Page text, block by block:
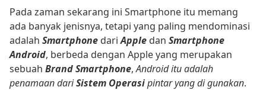
Pada zaman sekarang ini Smartphone itu memang
ada banyak jenisnya, tetapi yang paling mendominasi
adalah Smartphone dariApple dan Smartphone
Android, berbeda dengan Apple yang merupakan
sebuah Brand Smartphone,Android itu adalah
penamaan dariSistem Operasipintar yang di gunakan.